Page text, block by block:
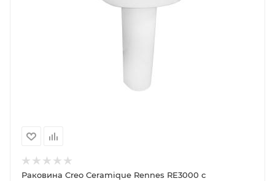
Раковина Creo Ceramique Rennes RE3000 с